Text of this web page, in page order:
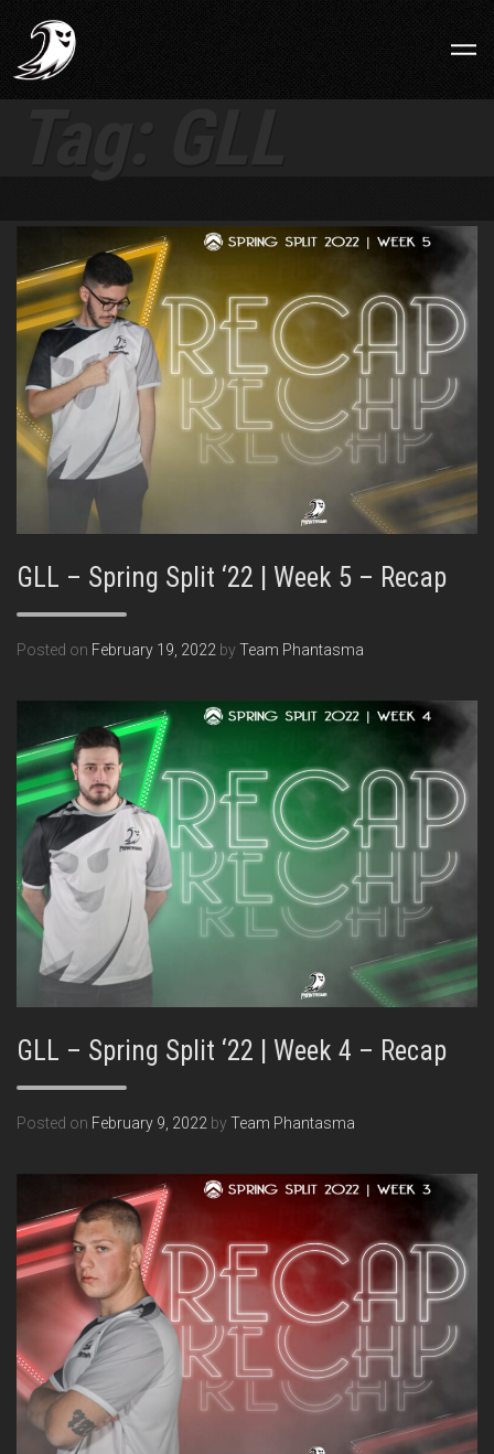
GLL – Spring Split ‘22 | Week 5 – Recap
Posted on February 19, 2022 by Team Phantasma
GLL – Spring Split ‘22 | Week 4 – Recap
Posted on February 9, 2022 by Team Phantasma